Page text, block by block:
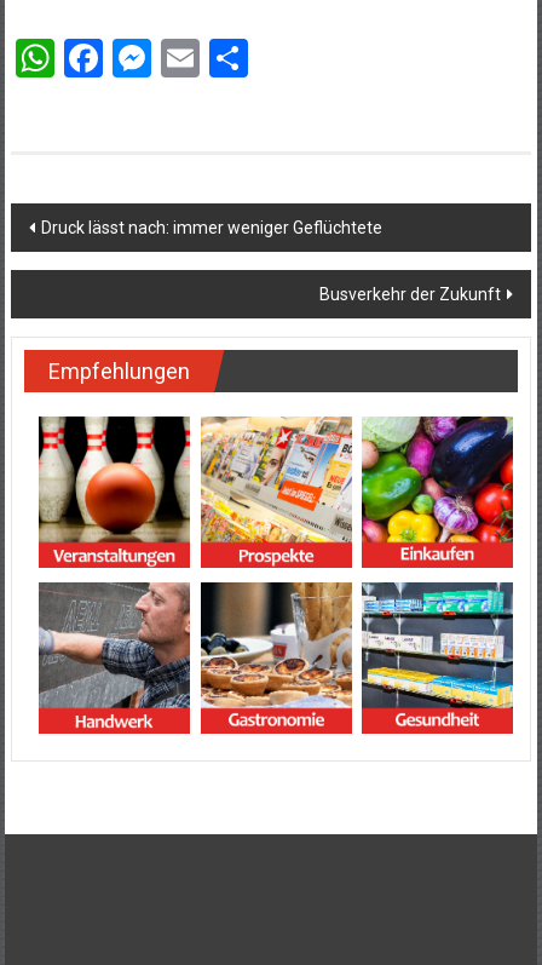
WhatsApp
Facebook
Messenger
EmailTeilen
Beitragsnavigation
Druck lässt nach: immer weniger Geflüchtete
Busverkehr der Zukunft
Empfehlungen